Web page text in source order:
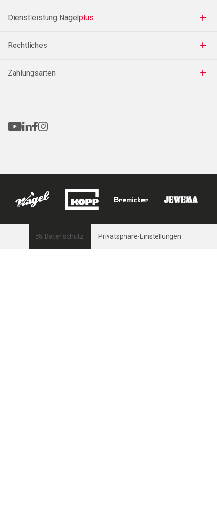
Dienstleistung Nagelplus
Rechtliches
Zahlungsarten
Datenschutz Privatsphäre-Einstellungen